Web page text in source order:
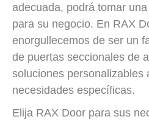
adecuada, podrá tomar
para su negocio. En RAX
enorgullecemos de ser un
de puertas seccionales de
soluciones personalizables
necesidades específicas.
Elija RAX Door para sus